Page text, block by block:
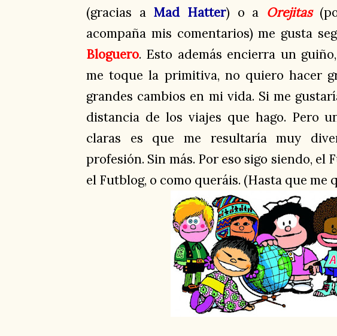
(gracias a Mad Hatter) o a Orejitas
acompaña mis comentarios) me gusta
Bloguero. Esto además encierra un
me toque la primitiva, no quiero hacer
grandes cambios en mi vida. Si me
distancia de los viajes que hago. Pero
claras es que me resultaría muy
profesión. Sin más. Por eso sigo siendo, el
el Futblog, o como queráis. (Hasta que